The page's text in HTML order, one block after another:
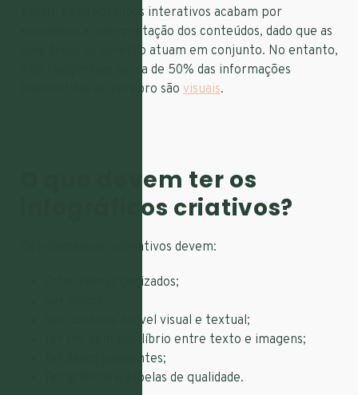
Assim, os infográficos interativos acabam por
simplificar a interpretação dos conteúdos, dado que as
duas áreas do cérebro atuam em conjunto. No entanto,
é de realçar que cerca de 50% das informações
transmitidas ao cérebro são visuais.
O que devem ter os
infográficos criativos?
Os infográficos interativos devem:
Estar bem organizados;
Ser concisos a nível visual e textual;
Ter um bom equilíbrio entre texto e imagens;
Ter dados relevantes;
Ter gráficos e tabelas de qualidade.